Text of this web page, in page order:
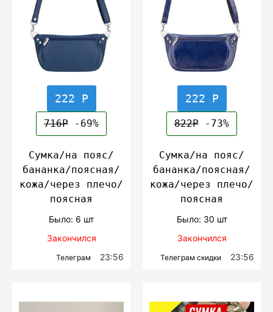
222 Р
716Р -69%
Сумка/на пояс/
бананка/поясная/
кожа/через плечо/
поясная
Было: 6 шт
Закончился
Телеграм 23:56
222 Р
822Р -73%
Сумка/на пояс/
бананка/поясная/
кожа/через плечо/
поясная
Было: 30 шт
Закончился
Телеграм скидки 23:56